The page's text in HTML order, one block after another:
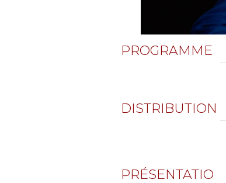
PROGRAMME
DISTRIBUTION
PRÉSENTATIO